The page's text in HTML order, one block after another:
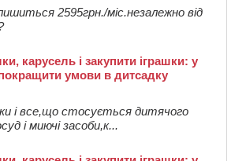
2595грн./міс.незалежно від
карусель і закупити іграшки: у
умови в дитсадку
і все,що стосується дитячого
і миючі засоби,к...